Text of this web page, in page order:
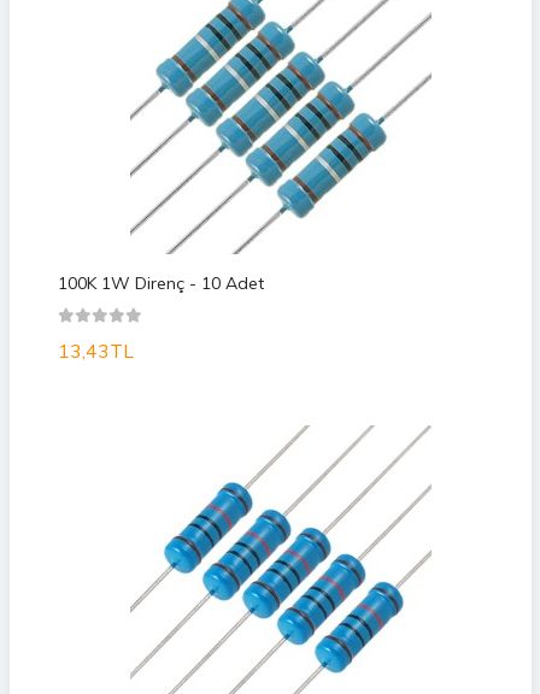
100K 1W Direnç - 10 Adet
13,43TL